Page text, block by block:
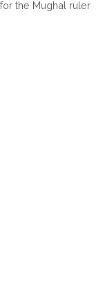
the Mughal ruler